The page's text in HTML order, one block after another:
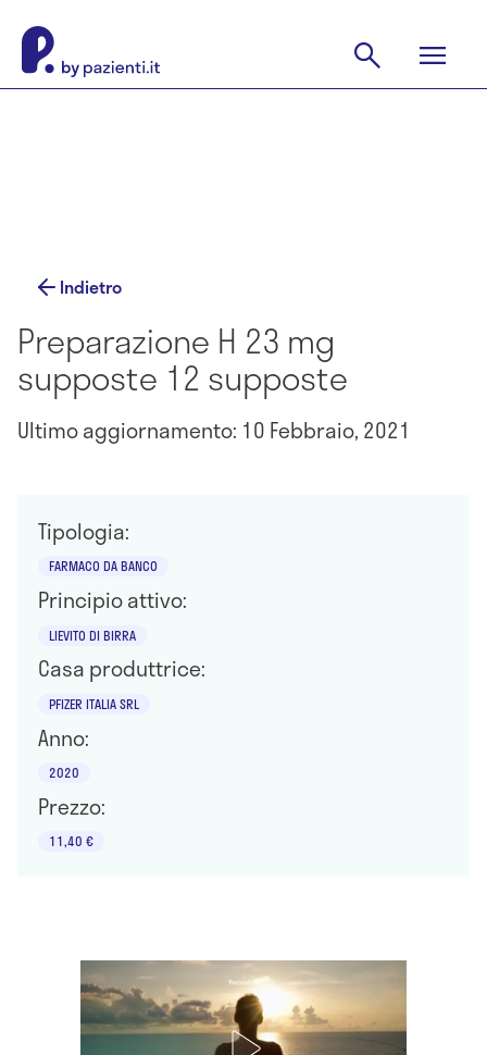
Indietro
Preparazione H 23 mg
supposte 12 supposte
Ultimo aggiornamento: 10 Febbraio, 2021
Tipologia:
FARMACO DA BANCO
Principio attivo:
LIEVITO DI BIRRA
Casa produttrice:
PFIZER ITALIA SRL
Anno:
2020
Prezzo:
11,40 €